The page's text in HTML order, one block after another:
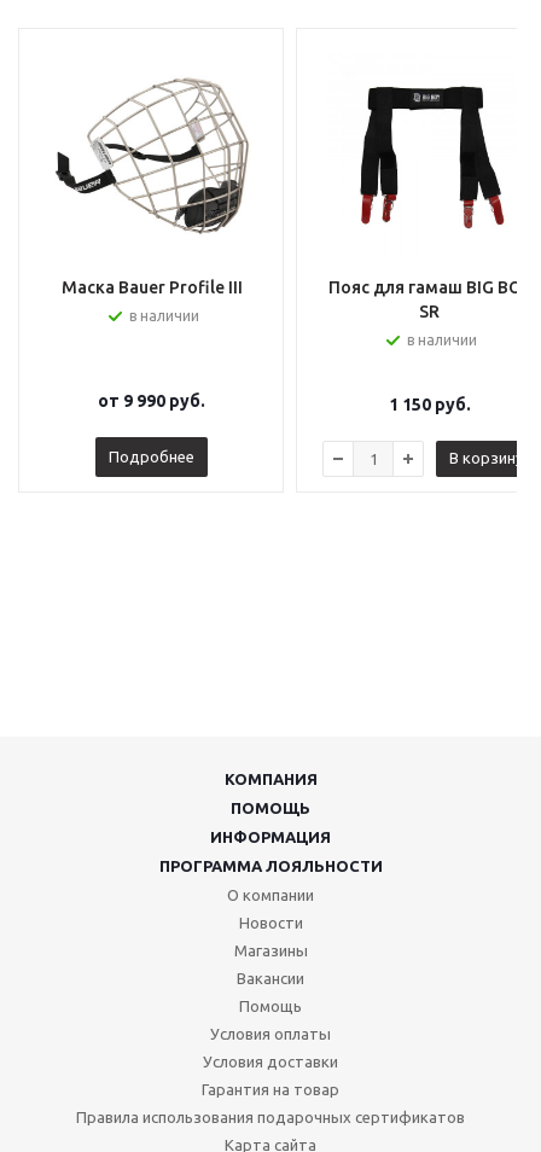
Маска Bauer Profile III
в наличии
от 9 990 руб.
Подробнее
Пояс для гамаш BIG BOY
SR
в наличии
1 150руб.
В корзину
КОМПАНИЯ
ПОМОЩЬ
ИНФОРМАЦИЯ
ПРОГРАММА ЛОЯЛЬНОСТИ
О компании
Новости
Магазины
Вакансии
Помощь
Условия оплаты
Условия доставки
Гарантия на товар
Правила использования подарочных сертификатов
Карта сайта